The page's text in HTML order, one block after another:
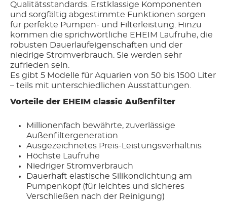
Qualitätsstandards. Erstklassige Komponenten
und sorgfältig abgestimmte Funktionen sorgen
für perfekte Pumpen- und Filterleistung. Hinzu
kommen die sprichwörtliche EHEIM Laufruhe, die
robusten Dauerlaufeigenschaften und der
niedrige Stromverbrauch. Sie werden sehr
zufrieden sein.
Es gibt 5 Modelle für Aquarien von 50 bis 1500 Liter
– teils mit unterschiedlichen Ausstattungen.
Vorteile der EHEIM classic Außenfilter
Millionenfach bewährte, zuverlässige
Außenfiltergeneration
Ausgezeichnetes Preis-Leistungsverhältnis
Höchste Laufruhe
Niedriger Stromverbrauch
Dauerhaft elastische Silikondichtung am
Pumpenkopf (für leichtes und sicheres
Verschließen nach der Reinigung)